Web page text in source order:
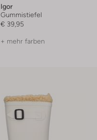
Igor
Gummistiefel
€ 39,95
+ mehr farben